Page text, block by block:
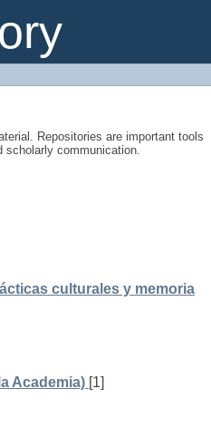
Repositories are important tools
scholarly communication.
culturales y memoria
Academia) [1]